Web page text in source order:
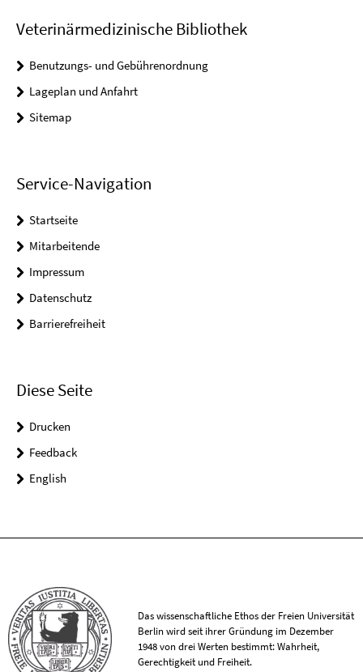
Veterinärmedizinische Bibliothek
Benutzungs- und Gebührenordnung
Lageplan und Anfahrt
Sitemap
Service-Navigation
Startseite
Mitarbeitende
Impressum
Datenschutz
Barrierefreiheit
Diese Seite
Drucken
Feedback
English
Das wissenschaftliche Ethos der Freien Universität
Berlin wird seit ihrer Gründung im Dezember
1948 von drei Werten bestimmt: Wahrheit,
Gerechtigkeit und Freiheit.